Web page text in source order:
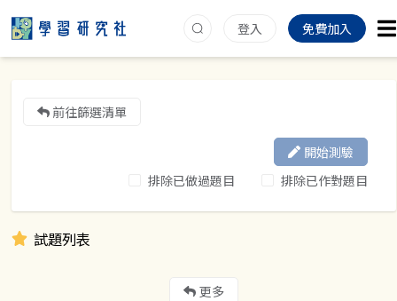
登入 免費加入
前往篩選清單
排除已做過題目 排除已作對題目
開始測驗
試題列表
更多